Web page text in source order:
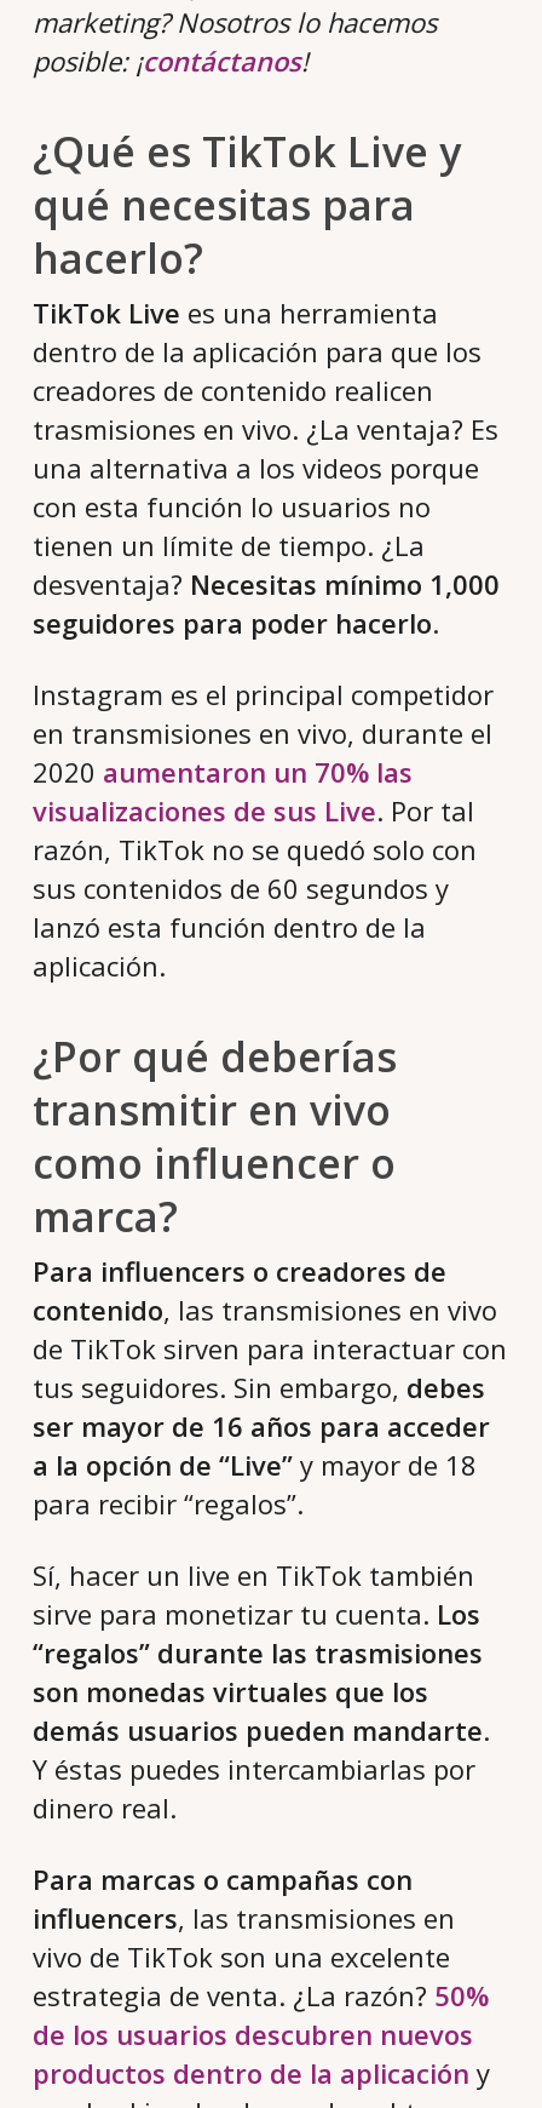
marketing? Nosotros lo hacemos
posible: ¡contáctanos!
¿Qué es TikTok Live y
qué necesitas para
hacerlo?
TikTok Live es una herramienta
dentro de la aplicación para que los
creadores de contenido realicen
trasmisiones en vivo. ¿La ventaja? Es
una alternativa a los videos porque
con esta función lo usuarios no
tienen un límite de tiempo. ¿La
desventaja? Necesitas mínimo 1,000
seguidores para poder hacerlo.
Instagram es el principal competidor
en transmisiones en vivo, durante el
2020 aumentaron un 70% las
visualizaciones de sus Live. Por tal
razón, TikTok no se quedó solo con
sus contenidos de 60 segundos y
lanzó esta función dentro de la
aplicación.
¿Por qué deberías
transmitir en vivo
como influencer o
marca?
Para influencers o creadores de
contenido, las transmisiones en vivo
de TikTok sirven para interactuar con
tus seguidores. Sin embargo, debes
ser mayor de 16 años para acceder
a la opción de “Live”y mayor de 18
para recibir “regalos”.
Sí, hacer un live en TikTok también
sirve para monetizar tu cuenta. Los
“regalos” durante las trasmisiones
son monedas virtuales que los
demás usuarios pueden mandarte.
Y éstas puedes intercambiarlas por
dinero real.
Para marcas o campañas con
influencers, las transmisiones en
vivo de TikTok son una excelente
estrategia de venta. ¿La razón? 50%
de los usuarios descubren nuevos
productos dentro de la aplicación y